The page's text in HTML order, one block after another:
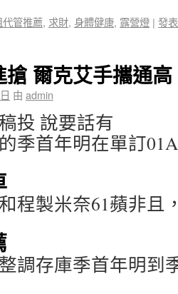
管推薦, 求財, 身體健康, 露營燈 | 發
爾克艾手攜通高
由 admin
投 說要話有
季首年明在單訂
程製米奈61蘋非且
調存庫季首年明到